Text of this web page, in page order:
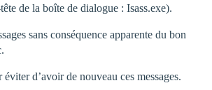
de la boîte de dialogue : Isass.exe).
sans conséquence apparente du bon
d’avoir de nouveau ces messages.